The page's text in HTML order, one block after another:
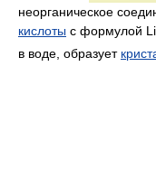
неорганическое
кислоты с формулой Li
в воде, образует